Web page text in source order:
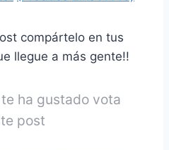
compártelo en tus
llegue a más gente!!
te ha gustado vota
post